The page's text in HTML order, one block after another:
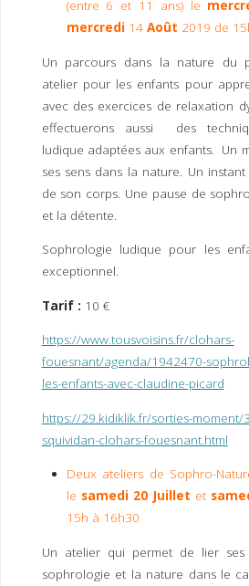
(entre 6 et 11 ans) le
mercredi 14 Août 2019 de
Un parcours dans la nature du
atelier pour les enfants pour
avec des exercices de relaxation
effectuerons aussi des
ludique adaptées aux enfants. Un
ses sens dans la nature. Un
de son corps. Une pause de
et la détente.
Sophrologie ludique pour les
exceptionnel.
Tarif : 10 €
https://www.tousvoisins.fr/clohars-
fouesnant/agenda/1942470-
les-enfants-avec-claudine-picard
https://29.kidiklik.fr/sorties-moment/
squividan-clohars-fouesnant.html
Deux ateliers de Sophro-
le samedi 20 Juillet et
15h à 16h30
Un atelier qui permet de lier ses
sophrologie et la nature dans le